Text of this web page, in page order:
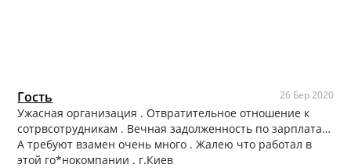
Гость 26 Бер 2020
Ужасная организация . Отвратительное отношение к
сотрвсотрудникам . Вечная задолженность по зарплата…
А требуют взамен очень много . Жалею что работал в
этой го*нокомпании . г.Киев